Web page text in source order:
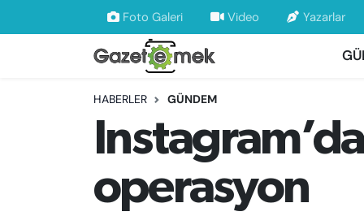
Foto Galeri Video Yazarlar
HABERLER GÜNDEM
operasyon
DÜNYA
EKONOMİ
EMEK HABERLERİ
YENİ MEDYADA EMEK GAZETECİLİĞİNİ
GELİŞTİRMEK
Nöbetçi Eczaneler
Hava Durumu
İstanbul Namaz Vakitleri
Trafik Durumu